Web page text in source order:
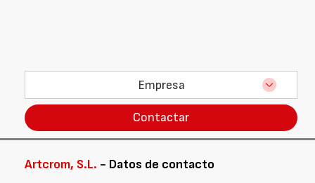
Empresa
Contactar
Artcrom, S.L. - Datos de contacto